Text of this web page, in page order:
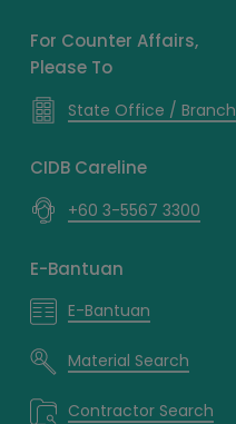
For Counter Affairs,
Please To
State Office / Branch
CIDB Careline
+60 3-5567 3300
E-Bantuan
E-Bantuan
Material Search
Contractor Search